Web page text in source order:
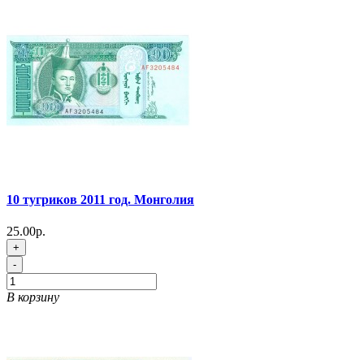
10 тугриков 2011 год. Монголия
25.00р.
+
-
В корзину